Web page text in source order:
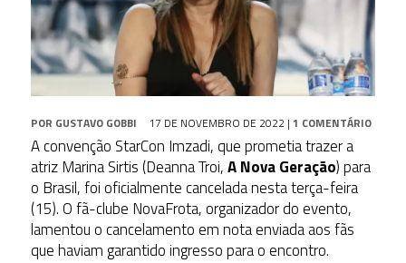
POR GUSTAVO GOBBI 17 DE NOVEMBRO DE 2022 | 1 COMENTÁRIO
A convenção StarCon Imzadi, que prometia trazer a
atriz Marina Sirtis (Deanna Troi,A Nova Geração) para
o Brasil, foi oficialmente cancelada nesta terça-feira
(15). O fã-clube NovaFrota, organizador do evento,
lamentou o cancelamento em nota enviada aos fãs
que haviam garantido ingresso para o encontro.